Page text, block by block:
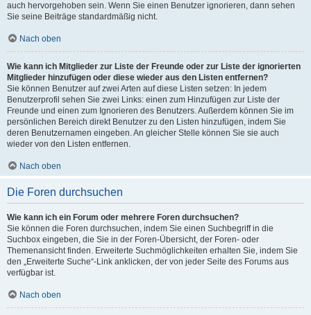
auch hervorgehoben sein. Wenn Sie einen Benutzer ignorieren, dann sehen
Sie seine Beiträge standardmäßig nicht.
Nach oben
Wie kann ich Mitglieder zur Liste der Freunde oder zur Liste der ignorierten
Mitglieder hinzufügen oder diese wieder aus den Listen entfernen?
Sie können Benutzer auf zwei Arten auf diese Listen setzen: In jedem
Benutzerprofil sehen Sie zwei Links: einen zum Hinzufügen zur Liste der
Freunde und einen zum Ignorieren des Benutzers. Außerdem können Sie im
persönlichen Bereich direkt Benutzer zu den Listen hinzufügen, indem Sie
deren Benutzernamen eingeben. An gleicher Stelle können Sie sie auch
wieder von den Listen entfernen.
Nach oben
Die Foren durchsuchen
Wie kann ich ein Forum oder mehrere Foren durchsuchen?
Sie können die Foren durchsuchen, indem Sie einen Suchbegriff in die
Suchbox eingeben, die Sie in der Foren-Übersicht, der Foren- oder
Themenansicht finden. Erweiterte Suchmöglichkeiten erhalten Sie, indem Sie
den „Erweiterte Suche“-Link anklicken, der von jeder Seite des Forums aus
verfügbar ist.
Nach oben